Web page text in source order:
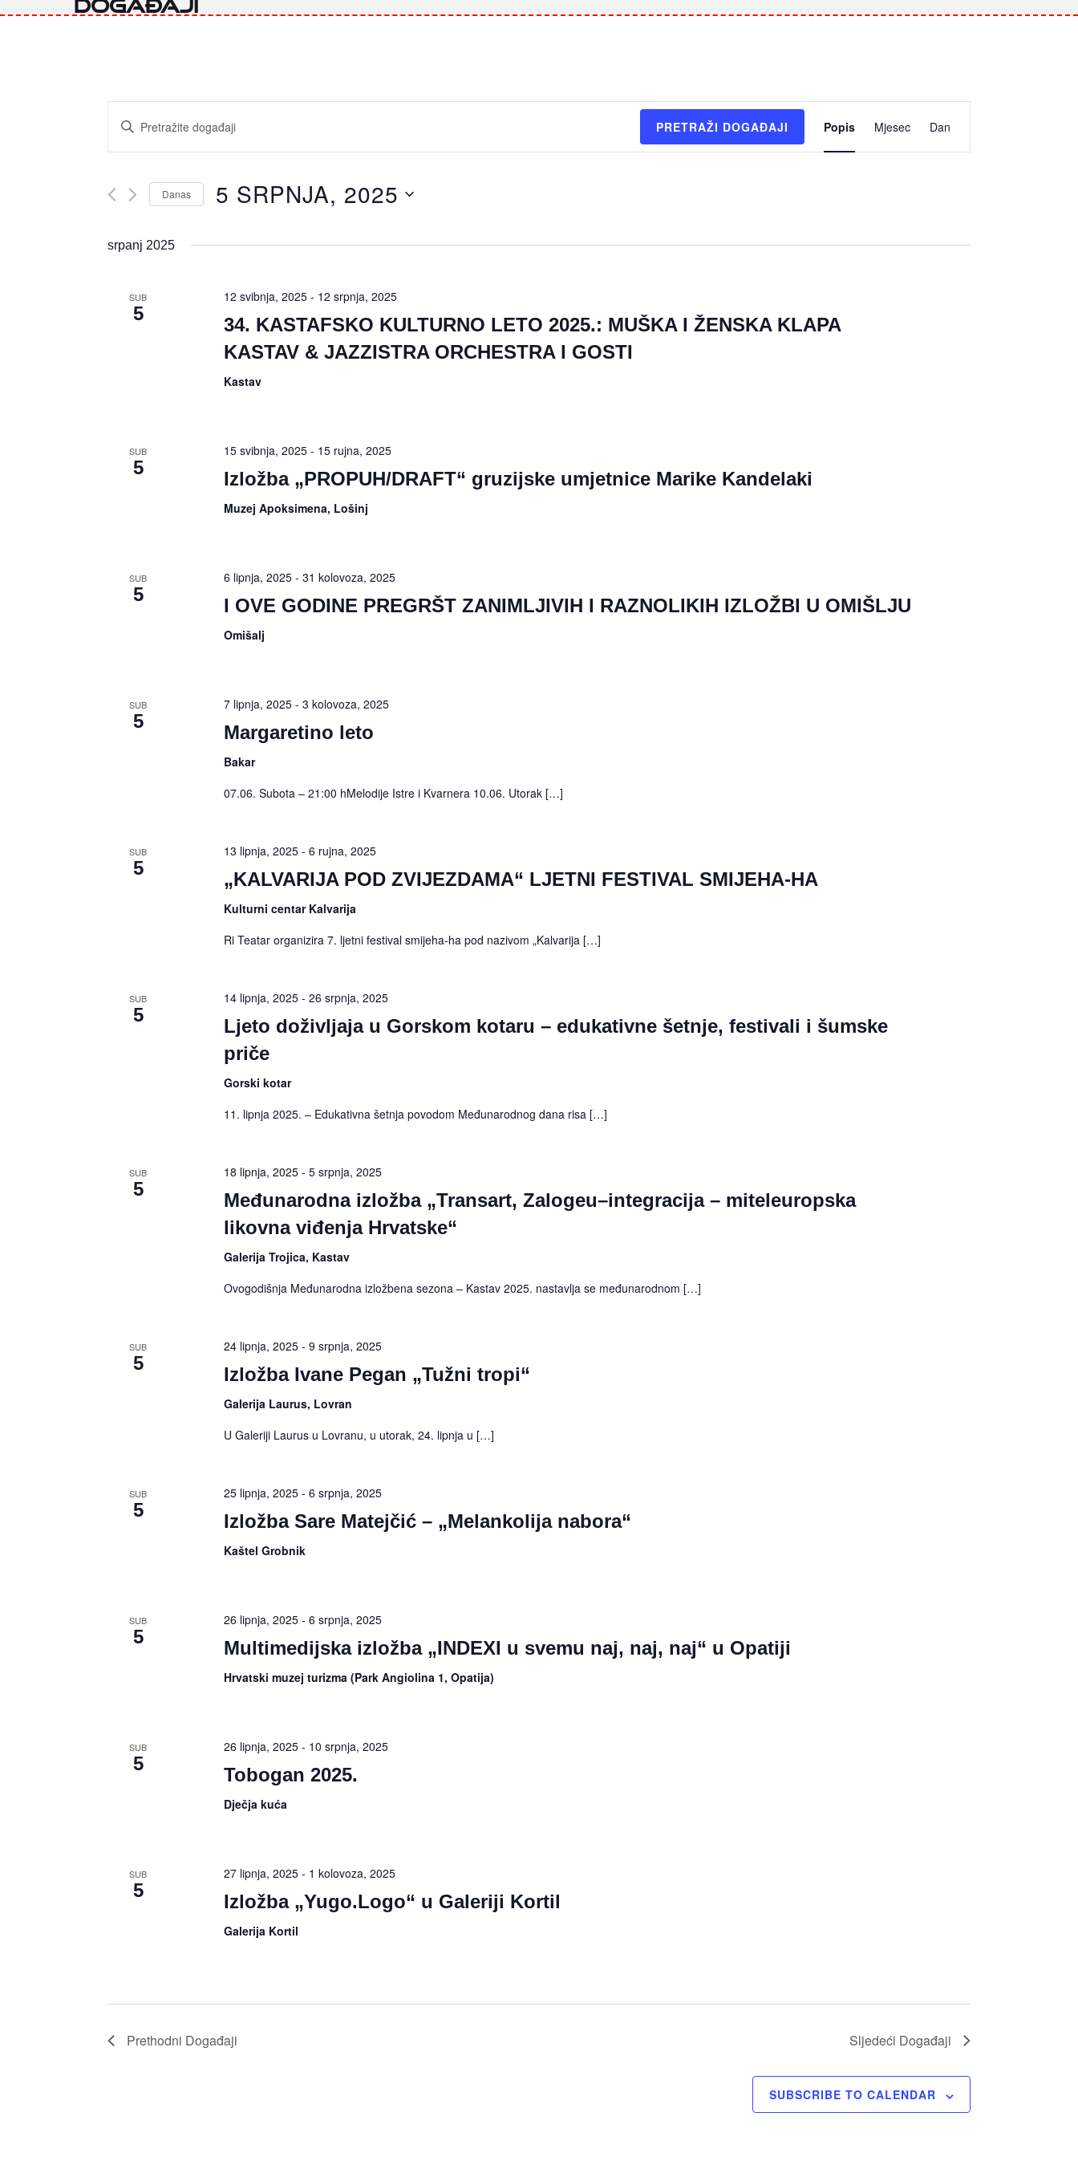
Događaji
pretraga
navigacija
pregleda
Unesite
ključnu
prema
ključnoj
PRETRAŽI DOGAĐAJI
navigacija
pogleda
Popis Mjesec Dan
Danas 5 SRPNJA, 2025
srpanj 2025
SUB
5
12 svibnja, 2025- 12 srpnja, 2025
34. KASTAFSKO KULTURNO LETO 2025.: MUŠKA I ŽENSKA KLAPA
KASTAV & JAZZISTRA ORCHESTRA I GOSTI
Kastav
SUB
5
15 svibnja, 2025- 15 rujna, 2025
Izložba „PROPUH/DRAFT“ gruzijske umjetnice Marike Kandelaki
Muzej Apoksimena, Lošinj
SUB
5
6 lipnja, 2025- 31 kolovoza, 2025
I OVE GODINE PREGRŠT ZANIMLJIVIH I RAZNOLIKIH IZLOŽBI U OMIŠLJU
Omišalj
SUB
5
7 lipnja, 2025- 3 kolovoza, 2025
Margaretino leto
Bakar
07.06. Subota – 21:00 hMelodije Istre i Kvarnera 10.06. Utorak […]
SUB
5
13 lipnja, 2025- 6 rujna, 2025
„KALVARIJA POD ZVIJEZDAMA“ LJETNI FESTIVAL SMIJEHA-HA
Kulturni centar Kalvarija
Ri Teatar organizira 7. ljetni festival smijeha-ha pod nazivom „Kalvarija […]
SUB
5
14 lipnja, 2025- 26 srpnja, 2025
Ljeto doživljaja u Gorskom kotaru – edukativne šetnje, festivali i šumske
priče
Gorski kotar
11. lipnja 2025. – Edukativna šetnja povodom Međunarodnog dana risa […]
SUB
5
18 lipnja, 2025- 5 srpnja, 2025
Međunarodna izložba „Transart, Zalogeu–integracija – miteleuropska
likovna viđenja Hrvatske“
Galerija Trojica, Kastav
Ovogodišnja Međunarodna izložbena sezona – Kastav 2025. nastavlja se međunarodnom […]
SUB
5
24 lipnja, 2025- 9 srpnja, 2025
Izložba Ivane Pegan „Tužni tropi“
Galerija Laurus, Lovran
U Galeriji Laurus u Lovranu, u utorak, 24. lipnja u […]
SUB
5
25 lipnja, 2025- 6 srpnja, 2025
Izložba Sare Matejčić – „Melankolija nabora“
Kaštel Grobnik
SUB
5
26 lipnja, 2025- 6 srpnja, 2025
Multimedijska izložba „INDEXI u svemu naj, naj, naj“ u Opatiji
Hrvatski muzej turizma (Park Angiolina 1, Opatija)
SUB
5
26 lipnja, 2025- 10 srpnja, 2025
Tobogan 2025.
Dječja kuća
SUB
5
27 lipnja, 2025- 1 kolovoza, 2025
Izložba „Yugo.Logo“ u Galeriji Kortil
Galerija Kortil
Prethodni Događaji Sljedeći Događaji
SUBSCRIBE TO CALENDAR